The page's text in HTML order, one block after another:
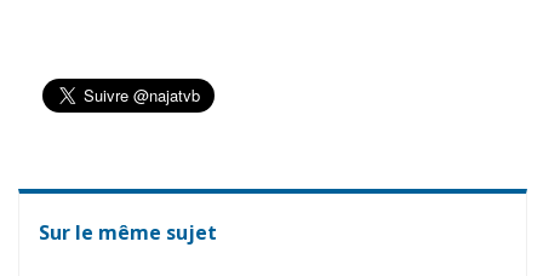
Sur le même sujet